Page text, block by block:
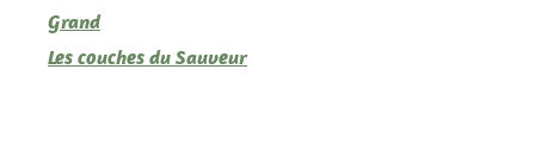
Grand
Les couches du Sauveur